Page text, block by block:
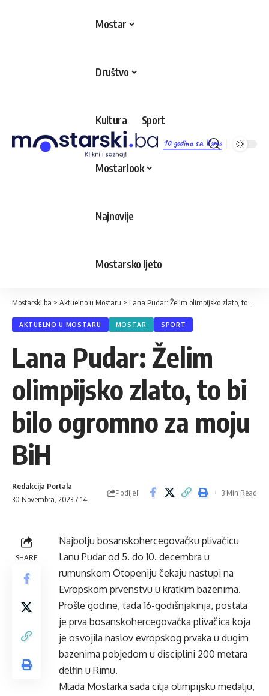
10 godina sa Vama
Mostar
Društvo
Kultura Sport
Mostarlook
Najnovije
Mostarsko ljeto
Mostarski.ba > Aktuelno u Mostaru > Lana Pudar: Želim olimpijsko zlato, to bi bilo ogromno za moju BiH
AKTUELNO U MOSTARU MOSTAR SPORT
Lana Pudar: Želim
olimpijsko zlato, to bi
bilo ogromno za moju
BiH
30 Novembra, 2023 7:14
Redakcija Portala
Podijeli 3 Min Read
SHARE
Najbolju bosanskohercegovačku plivačicu
Lanu Pudar od 5. do 10. decembra u
rumunskom Otopeniju čekaju nastupi na
Evropskom prvenstvu u kratkim bazenima.
Prošle godine, tada 16-godišnjakinja, postala
je prva bosanskohercegovačka plivačica koja
je osvojila naslov evropskog prvaka u dugim
bazenima pobjedom u disciplini 200 metara
delfin u Rimu.
Mlada Mostarka sada cilja olimpijsku medalju,